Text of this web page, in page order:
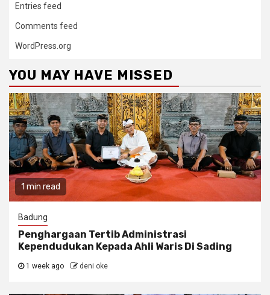
Entries feed
Comments feed
WordPress.org
YOU MAY HAVE MISSED
1 min read
Badung
Penghargaan Tertib Administrasi
Kependudukan Kepada Ahli Waris Di Sading
1 week ago deni oke